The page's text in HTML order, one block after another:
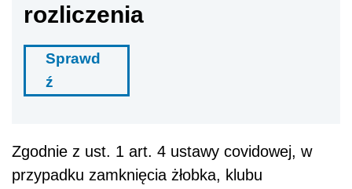
rozliczenia
Sprawd
ź
Zgodnie z ust. 1 art. 4 ustawy covidowej, w
przypadku zamknięcia żłobka, klubu